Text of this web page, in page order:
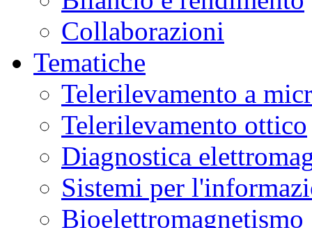
Collaborazioni
Tematiche
Telerilevamento a
Telerilevamento ottico
Diagnostica
Sistemi per
Bioelettromagnetismo